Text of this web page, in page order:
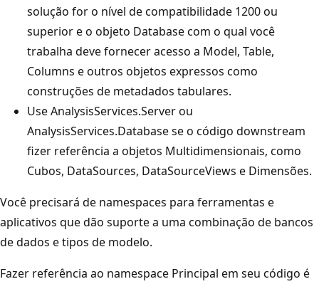
solução for o nível de compatibilidade 1200 ou
superior e o objeto Database com o qual você
trabalha deve fornecer acesso a Model, Table,
Columns e outros objetos expressos como
construções de metadados tabulares.
Use AnalysisServices.Server ou
AnalysisServices.Database se o código downstream
fizer referência a objetos Multidimensionais, como
Cubos, DataSources, DataSourceViews e Dimensões.
Você precisará de namespaces para ferramentas e
aplicativos que dão suporte a uma combinação de bancos
de dados e tipos de modelo.
Fazer referência ao namespace Principal em seu código é